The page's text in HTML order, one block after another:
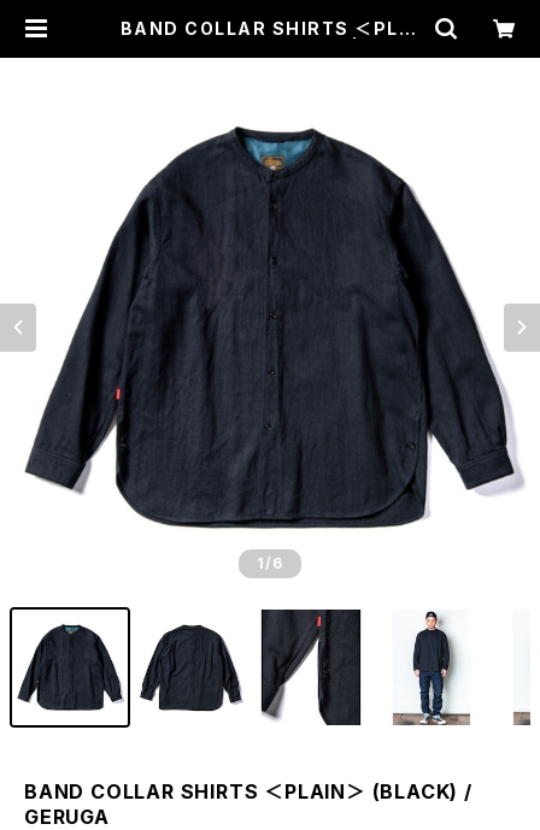
BAND COLLAR SHIRTS ＜PLAI
1 /6
BAND COLLAR SHIRTS ＜PLAIN＞ (BLACK) /
GERUGA